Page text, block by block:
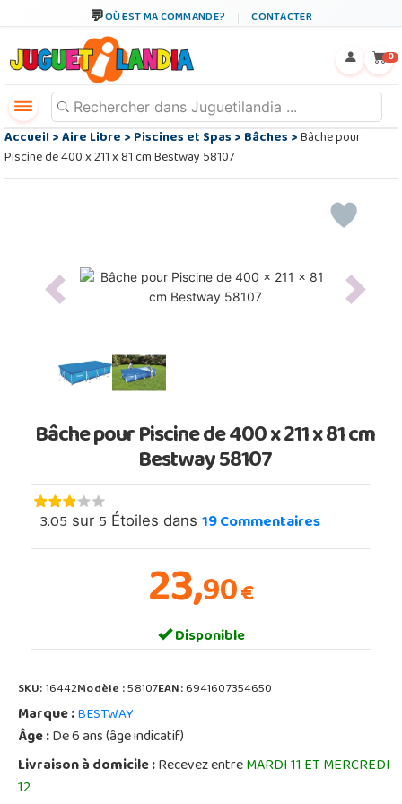
OÙ EST MA COMMANDE? CONTACTER
0
Accueil>Aire Libre>Piscines et Spas>Bâches>Bâche pour
Piscine de 400 x 211 x 81 cm Bestway 58107
Previous Next
Bâche pour Piscine de 400 x 211 x 81 cm
Bestway 58107
3.05 sur 5 Étoiles dans 19Commentaires
23,90€
Disponible
SKU:16442Modèle :58107EAN:6941607354650
Marque :BESTWAY
Âge :De 6 ans (âge indicatif)
Livraison à domicile :Recevez entreMARDI 11 ET MERCREDI
12